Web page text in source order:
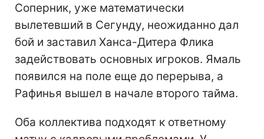
Соперник, уже математически
вылетевший в Сегунду, неожиданно дал
бой и заставил Ханса-Дитера Флика
задействовать основных игроков. Ямаль
появился на поле еще до перерыва, а
Рафинья вышел в начале второго тайма.
Оба коллектива подходят к ответному